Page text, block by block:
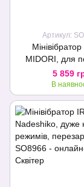
Артикул:
MIDORI, для
масажу, 5
5 859
В